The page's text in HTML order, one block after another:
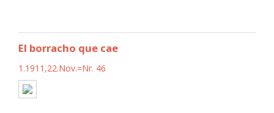
El borracho que cae
1.1911,22.Nov.=Nr. 46